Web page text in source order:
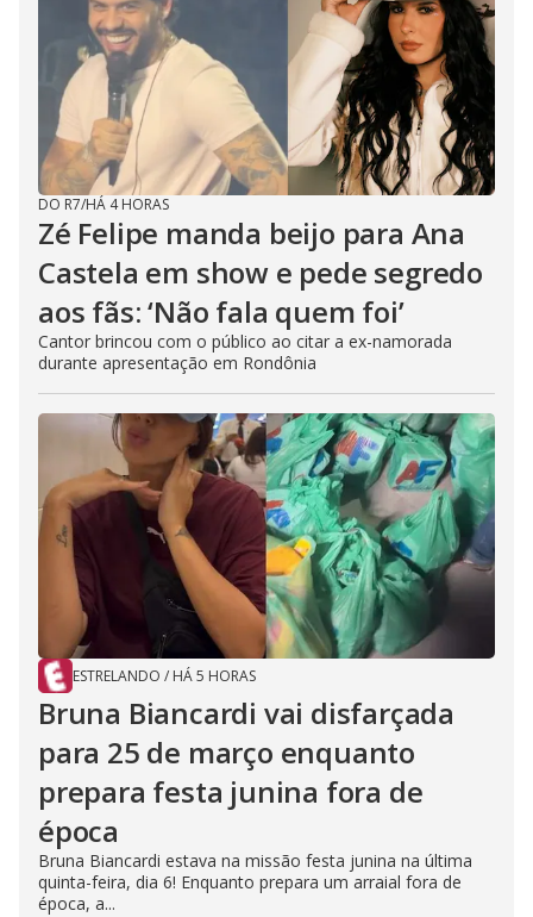
DO R7/HÁ 4 HORAS
Zé Felipe manda beijo para Ana
Castela em show e pede segredo
aos fãs: ‘Não fala quem foi’
Cantor brincou com o público ao citar a ex-namorada
durante apresentação em Rondônia
ESTRELANDO / HÁ 5 HORAS
Bruna Biancardi vai disfarçada
para 25 de março enquanto
prepara festa junina fora de
época
Bruna Biancardi estava na missão festa junina na última
quinta-feira, dia 6! Enquanto prepara um arraial fora de
época, a...